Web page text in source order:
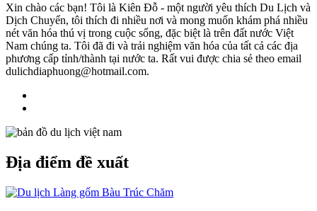
Xin chào các bạn! Tôi là Kiên Đỗ - một người yêu thích Du Lịch và
Dịch Chuyển, tôi thích đi nhiều nơi và mong muốn khám phá nhiều
nét văn hóa thú vị trong cuộc sống, đặc biệt là trên đất nước Việt
Nam chúng ta. Tôi đã đi và trải nghiệm văn hóa của tất cả các địa
phương cấp tỉnh/thành tại nước ta. Rất vui được chia sẻ theo email
dulichdiaphuong@hotmail.com.
Địa điểm đề xuất